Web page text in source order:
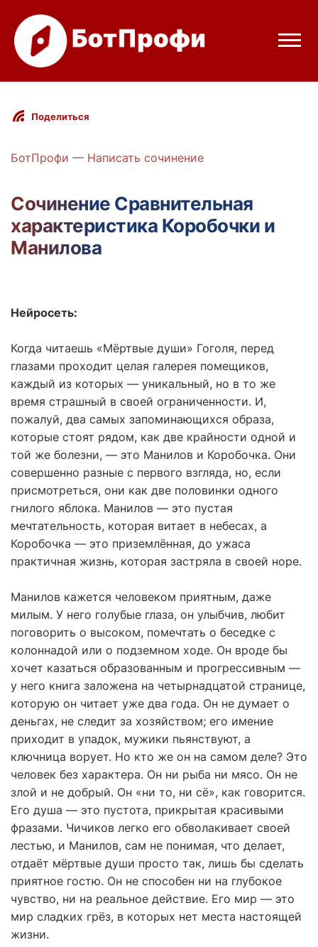
Режимы бота
Цены
Вход с Telegram
Поделиться
БотПрофи — Написать сочинение
Сочинение Сравнительная
характеристика Коробочки и
Манилова
Нейросеть:
Когда читаешь «Мёртвые души» Гоголя, перед
глазами проходит целая галерея помещиков,
каждый из которых — уникальный, но в то же
время страшный в своей ограниченности. И,
пожалуй, два самых запоминающихся образа,
которые стоят рядом, как две крайности одной и
той же болезни, — это Манилов и Коробочка. Они
совершенно разные с первого взгляда, но, если
присмотреться, они как две половинки одного
гнилого яблока. Манилов — это пустая
мечтательность, которая витает в небесах, а
Коробочка — это приземлённая, до ужаса
практичная жизнь, которая застряла в своей норе.
Манилов кажется человеком приятным, даже
милым. У него голубые глаза, он улыбчив, любит
поговорить о высоком, помечтать о беседке с
колоннадой или о подземном ходе. Он вроде бы
хочет казаться образованным и прогрессивным —
у него книга заложена на четырнадцатой странице,
которую он читает уже два года. Он не думает о
деньгах, не следит за хозяйством; его имение
приходит в упадок, мужики пьянствуют, а
ключница ворует. Но кто же он на самом деле? Это
человек без характера. Он ни рыба ни мясо. Он не
злой и не добрый. Он «ни то, ни сё», как говорится.
Его душа — это пустота, прикрытая красивыми
фразами. Чичиков легко его обволакивает своей
лестью, и Манилов, сам не понимая, что делает,
отдаёт мёртвые души просто так, лишь бы сделать
приятное гостю. Он не способен ни на глубокое
чувство, ни на реальное действие. Его мир — это
мир сладких грёз, в которых нет места настоящей
жизни.